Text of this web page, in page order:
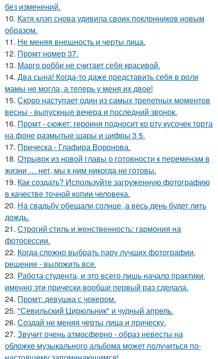
без изменений.
10. Катя клэп снова удивила своих поклонников новым
образом.
11. Не меняя внешность и черты лица.
12. Промт номер 37.
13. Марго робби не считает себя красивой.
14. Два сына! Когда-то даже представить себя в роли
мамы не могла, а теперь у меня их двое!
15. Скоро наступает один из самых трепетных моментов
весны - выпускные вечера и последний звонок.
16. Промт - сюжет: героиня подносит ко рту кусочек торта
на фоне размытые шары и цифры 3 5.
17. Прическа - Глафира Воронова.
18. Отрывок из новой главы о готовности к переменам в
жизни … нет, мы к ним никогда не готовы.
19. Как создать? Используйте загруженную фотографию
в качестве точной копии человека.
20. На свадьбу обещали солнце, а весь день будет лить
дождь.
21. Строгий стиль и женственность: гармония на
фотосессии.
22. Когда сложно выбрать пару лучших фотографии,
решение - выложить все.
23. Работа студента, и это всего лишь начало практики,
именно эти прически вообще первый раз сделала.
24. Промт: девушка с чокером.
25. "Севильский Цирюльник" и чудный апрель.
26. Создай не меняя черты лица и прическу.
27. Звучит очень атмосферно - образ невесты на
обложке музыкального альбома может получиться по-